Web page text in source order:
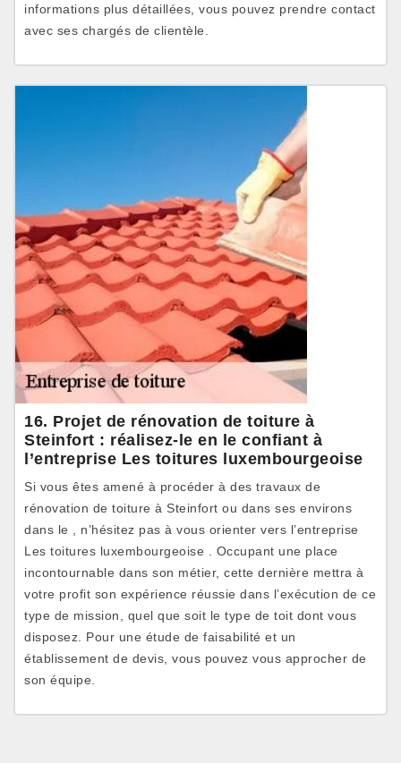
informations plus détaillées, vous pouvez prendre contact
avec ses chargés de clientèle.
16. Projet de rénovation de toiture à
Steinfort : réalisez-le en le confiant à
l’entreprise Les toitures luxembourgeoise
Si vous êtes amené à procéder à des travaux de
rénovation de toiture à Steinfort ou dans ses environs
dans le , n’hésitez pas à vous orienter vers l’entreprise
Les toitures luxembourgeoise . Occupant une place
incontournable dans son métier, cette dernière mettra à
votre profit son expérience réussie dans l’exécution de ce
type de mission, quel que soit le type de toit dont vous
disposez. Pour une étude de faisabilité et un
établissement de devis, vous pouvez vous approcher de
son équipe.